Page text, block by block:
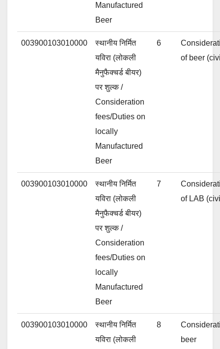
Manufactured
Beer
003900103010000
स्थानीय निर्मित
यविरा (लोकली
मैनुफैक्चर्ड बीयर)
पर शुल्क /
Consideration
fees/Duties on
locally
Manufactured
Beer
6
of beer
003900103010000
स्थानीय निर्मित
यविरा (लोकली
मैनुफैक्चर्ड बीयर)
पर शुल्क /
Consideration
fees/Duties on
locally
Manufactured
Beer
7
of LAB
003900103010000
स्थानीय निर्मित
यविरा (लोकली
8
beer